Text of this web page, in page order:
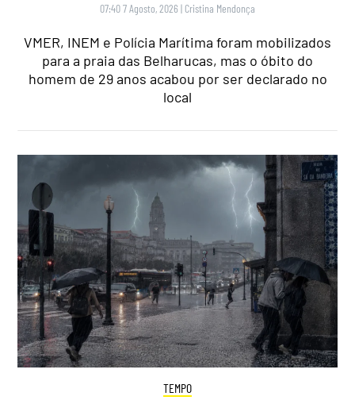
07:40 7 Agosto, 2026 | Cristina Mendonça
VMER, INEM e Polícia Marítima foram mobilizados
para a praia das Belharucas, mas o óbito do
homem de 29 anos acabou por ser declarado no
local
TEMPO